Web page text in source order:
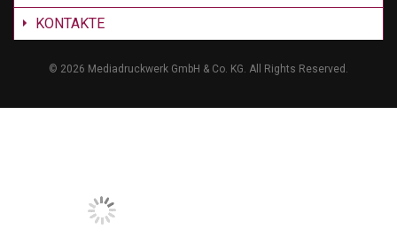
KONTAKTE
© 2026 Mediadruckwerk GmbH & Co. KG. All Rights Reserved.